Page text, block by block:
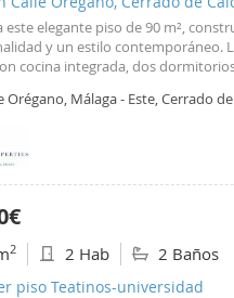
este elegante piso de 90 m²,
y un estilo contemporáneo.
cocina integrada, dos
sur. Además, cuenta con aire
moderno que convierte esta
hogar. Se aceptan mascotas.
nueva, elegante y lista para entrar
Orégano, Málaga - Este, Cerrado
2 2 Hab 2 Baños
piso Teatinos-universidad